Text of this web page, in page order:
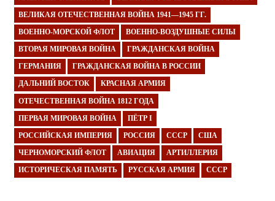
ВЕЛИКАЯ ОТЕЧЕСТВЕННАЯ ВОЙНА 1941—1945 ГГ.
ВОЕННО-МОРСКОЙ ФЛОТ ВОЕННО-ВОЗДУШНЫЕ СИЛЫ
ВТОРАЯ МИРОВАЯ ВОЙНА ГРАЖДАНСКАЯ ВОЙНА
ГЕРМАНИЯ ГРАЖДАНСКАЯ ВОЙНА В РОССИИ
ДАЛЬНИЙ ВОСТОК КРАСНАЯ АРМИЯ
ОТЕЧЕСТВЕННАЯ ВОЙНА 1812 ГОДА
ПЕРВАЯ МИРОВАЯ ВОЙНА ПЁТР I
РОССИЙСКАЯ ИМПЕРИЯ РОССИЯ СССР США
ЧЕРНОМОРСКИЙ ФЛОТ АВИАЦИЯ АРТИЛЛЕРИЯ
ИСТОРИЧЕСКАЯ ПАМЯТЬ РУССКАЯ АРМИЯ СССР